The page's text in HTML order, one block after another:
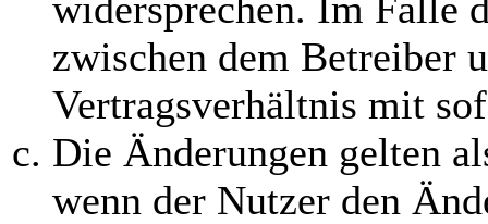
zwischen dem Betreiber
Vertragsverhältnis mit
Die Änderungen gelten
wenn der Nutzer den